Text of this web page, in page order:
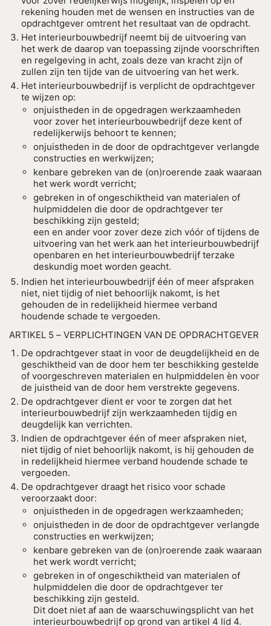
rekening houden met de wensen en instructies van de
opdrachtgever omtrent het resultaat van de opdracht.
Het interieurbouwbedrijf neemt bij de uitvoering van
het werk de daarop van toepassing zijnde voorschriften
en regelgeving in acht, zoals deze van kracht zijn of
zullen zijn ten tijde van de uitvoering van het werk.
Het interieurbouwbedrijf is verplicht de opdrachtgever
te wijzen op:
onjuistheden in de opgedragen werkzaamheden
voor zover het interieurbouwbedrijf deze kent of
redelijkerwijs behoort te kennen;
onjuistheden in de door de opdrachtgever verlangde
constructies en werkwijzen;
kenbare gebreken van de (on)roerende zaak waaraan
het werk wordt verricht;
gebreken in of ongeschiktheid van materialen of
hulpmiddelen die door de opdrachtgever ter
beschikking zijn gesteld;
een en ander voor zover deze zich vóór of tijdens de
uitvoering van het werk aan het interieurbouwbedrijf
openbaren en het interieurbouwbedrijf terzake
deskundig moet worden geacht.
Indien het interieurbouwbedrijf één of meer afspraken
niet, niet tijdig of niet behoorlijk nakomt, is het
gehouden de in redelijkheid hiermee verband
houdende schade te vergoeden.
ARTIKEL 5 – VERPLICHTINGEN VAN DE OPDRACHTGEVER
De opdrachtgever staat in voor de deugdelijkheid en de
geschiktheid van de door hem ter beschikking gestelde
of voorgeschreven materialen en hulpmiddelen èn voor
de juistheid van de door hem verstrekte gegevens.
De opdrachtgever dient er voor te zorgen dat het
interieurbouwbedrijf zijn werkzaamheden tijdig en
deugdelijk kan verrichten.
Indien de opdrachtgever één of meer afspraken niet,
niet tijdig of niet behoorlijk nakomt, is hij gehouden de
in redelijkheid hiermee verband houdende schade te
vergoeden.
De opdrachtgever draagt het risico voor schade
veroorzaakt door:
onjuistheden in de opgedragen werkzaamheden;
onjuistheden in de door de opdrachtgever verlangde
constructies en werkwijzen;
kenbare gebreken van de (on)roerende zaak waaraan
het werk wordt verricht;
gebreken in of ongeschiktheid van materialen of
hulpmiddelen die door de opdrachtgever ter
beschikking zijn gesteld.
Dit doet niet af aan de waarschuwingsplicht van het
interieurbouwbedrijf op grond van artikel 4 lid 4.